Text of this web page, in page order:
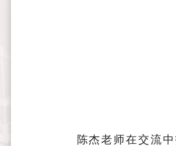
陈杰老师在交流